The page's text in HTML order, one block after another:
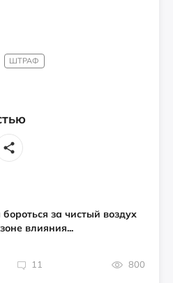
ШТРАФ
за чистый воздух
влияния...
11 800